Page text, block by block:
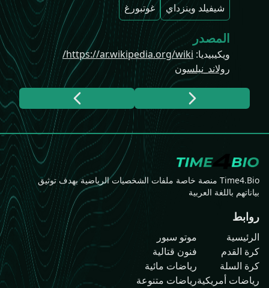
شيفيلد وينزداي
غوتبورغ
المصدر
ويكيبيديا:
https://ar.wikipedia.org/wiki/
رولاند_نيلسون
Time4.Bio منصة خاصة ملفات الشخصيات الرياضية بهدف توثيق
بياناتهم باللغة العربية
روابط
الرئيسية
كرة القدم
كرة السلة
رياضات أمريكية
موتو سبور
فنون قتالية
رياضات مائية
رياضات متنوعة